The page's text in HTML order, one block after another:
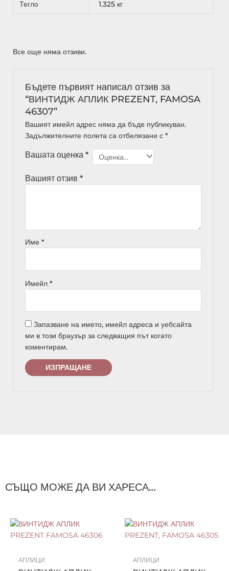
Тегло 1.325 кг
Все още няма отзиви.
Бъдете първият написал отзив за
“ВИНТИДЖ АПЛИК PREZENT, FAMOSA
46307”
Вашият имейл адрес няма да бъде публикуван.
Задължителните полета са отбелязани с *
Вашата оценка *
Вашият отзив *
Име *
Имейл *
Запазване на името, имейл адреса и уебсайта
ми в този браузър за следващия път когато
коментирам.
СЪЩО МОЖЕ ДА ВИ ХАРЕСА…
АПЛИЦИ АПЛИЦИ